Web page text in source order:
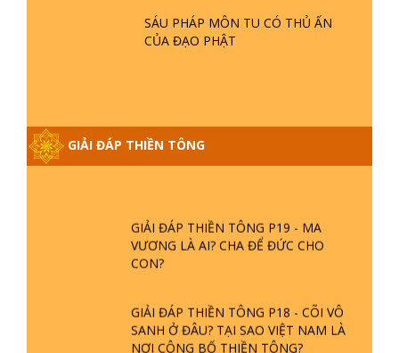
SÁU PHÁP MÔN TU CÓ THỦ ẤN
CỦA ĐẠO PHẬT
GIẢI ĐÁP THIỀN TÔNG
GIẢI ĐÁP VỀ LỄ TIỄN THIỀN TÔNG SƯ
GIẢI ĐÁP THIỀN TÔNG ĐẶC BIỆT
GIẢI ĐÁP THIỀN TÔNG P19 - MA
VƯƠNG LÀ AI? CHA ĐỂ ĐỨC CHO
CON?
GIẢI ĐÁP THIỀN TÔNG P18 - CÕI VÔ
SANH Ở ĐÂU? TẠI SAO VIỆT NAM LÀ
NƠI CÔNG BỐ THIỀN TÔNG?